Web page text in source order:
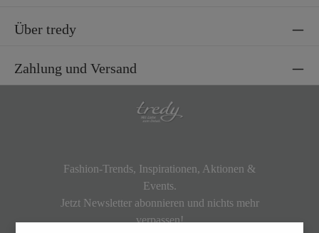
Über tredy
Zahlung und Versand
Fashion-Trends, Inspirationen, Aktionen &
Events.
Jetzt Newsletter abonnieren und nichts mehr
verpassen!